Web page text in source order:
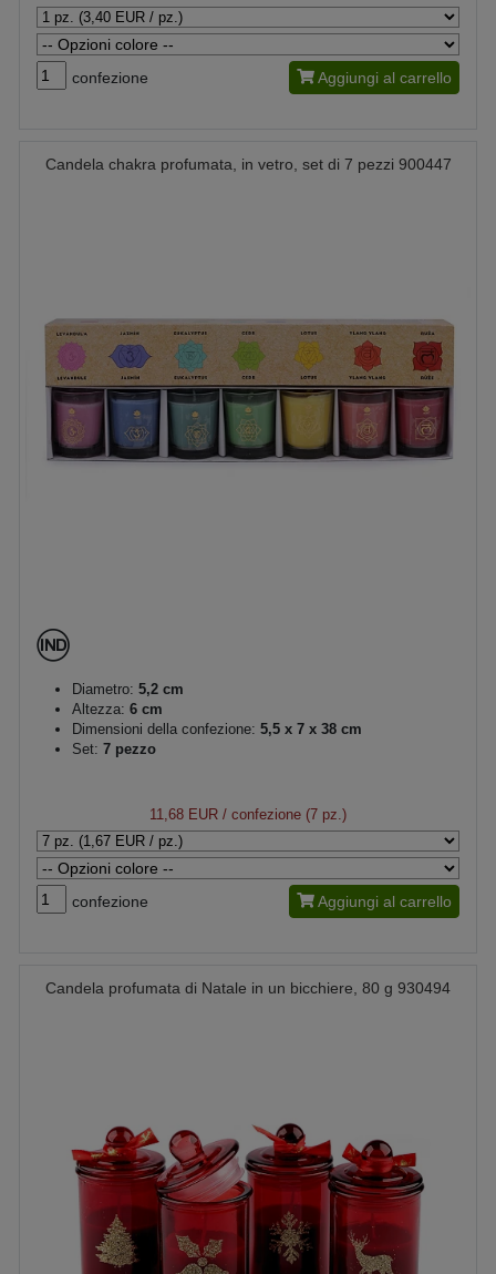
confezione Aggiungi al carrello
Candela chakra profumata, in vetro, set di 7 pezzi 900447
Diametro: 5,2 cm
Altezza: 6 cm
Dimensioni della confezione: 5,5 x 7 x 38 cm
Set: 7 pezzo
11,68 EUR / confezione (7 pz.)
confezione Aggiungi al carrello
Candela profumata di Natale in un bicchiere, 80 g 930494